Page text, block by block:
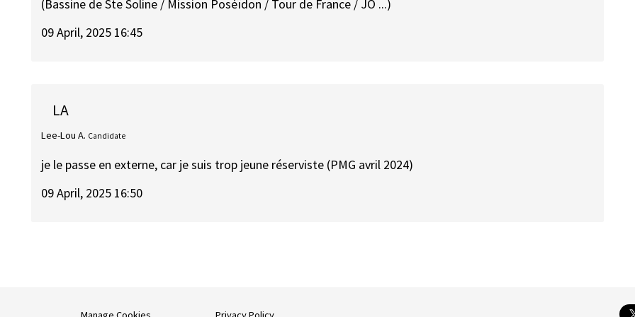
(Bassine de Ste Soline / Mission Poséïdon / Tour de France / JO ...)
09 April, 2025 16:45
LA
Lee-Lou A. Candidate
je le passe en externe, car je suis trop jeune réserviste (PMG avril 2024)
09 April, 2025 16:50